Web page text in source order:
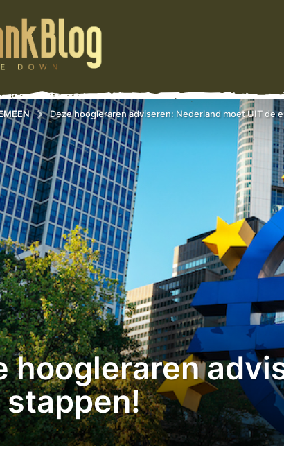
Deze hoogleraren adviseren: Nederland moet UIT de
hoogleraren
stappen!